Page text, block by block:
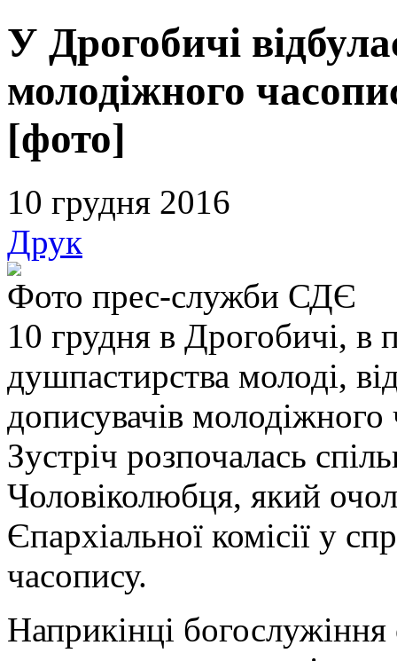
У Дрогобичі
молодіжного
[фото]
10 грудня 2016
Друк
Фото прес-служби СДЄ
10 грудня в Дрогобичі, в
душпастирства молоді,
дописувачів
Зустріч розпочалась
Чоловіколюбця, який
Єпархіальної комісії у
часопису.
Наприкінці